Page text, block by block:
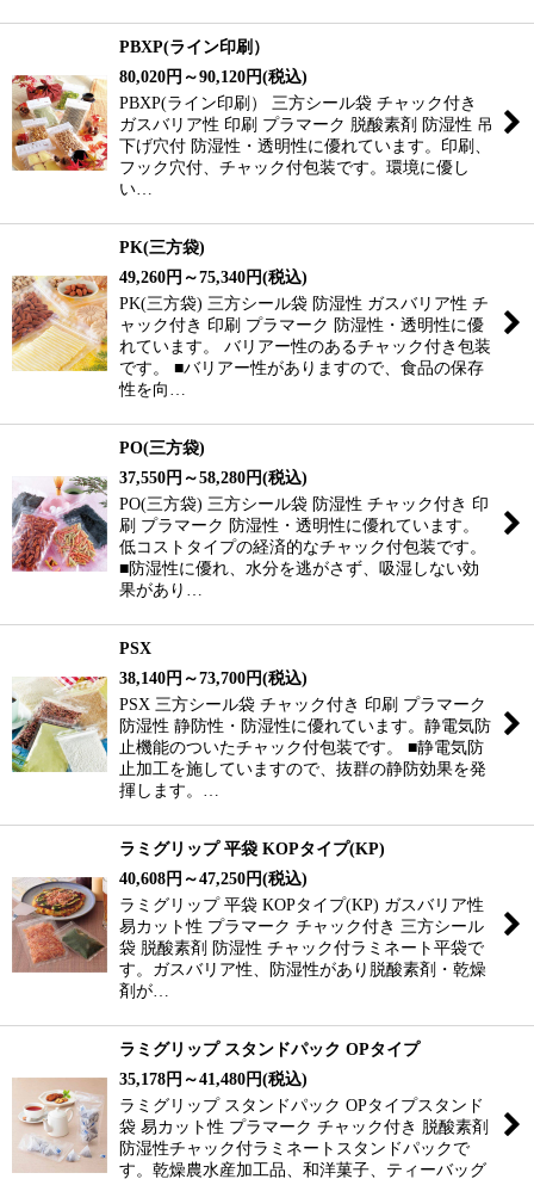
PBXP(ライン印刷）
80,020円 ～90,120円(税込)
PBXP(ライン印刷） 三方シール袋 チャック付き
ガスバリア性 印刷 プラマーク 脱酸素剤 防湿性 吊
下げ穴付 防湿性・透明性に優れています。印刷、
フック穴付、チャック付包装です。環境に優し
い…
PK(三方袋)
49,260円 ～75,340円(税込)
PK(三方袋) 三方シール袋 防湿性 ガスバリア性 チ
ャック付き 印刷 プラマーク 防湿性・透明性に優
れています。 バリアー性のあるチャック付き包装
です。 ■バリアー性がありますので、食品の保存
性を向…
PO(三方袋)
37,550円 ～58,280円(税込)
PO(三方袋) 三方シール袋 防湿性 チャック付き 印
刷 プラマーク 防湿性・透明性に優れています。
低コストタイプの経済的なチャック付包装です。
■防湿性に優れ、水分を逃がさず、吸湿しない効
果があり…
PSX
38,140円 ～73,700円(税込)
PSX 三方シール袋 チャック付き 印刷 プラマーク
防湿性 静防性・防湿性に優れています。静電気防
止機能のついたチャック付包装です。 ■静電気防
止加工を施していますので、抜群の静防効果を発
揮します。…
ラミグリップ 平袋 KOPタイプ(KP)
40,608円 ～47,250円(税込)
ラミグリップ 平袋 KOPタイプ(KP) ガスバリア性
易カット性 プラマーク チャック付き 三方シール
袋 脱酸素剤 防湿性 チャック付ラミネート平袋で
す。ガスバリア性、防湿性があり脱酸素剤・乾燥
剤が…
ラミグリップ スタンドパック OPタイプ
35,178円 ～41,480円(税込)
ラミグリップ スタンドパック OPタイプスタンド
袋 易カット性 プラマーク チャック付き 脱酸素剤
防湿性チャック付ラミネートスタンドパックで
す。乾燥農水産加工品、和洋菓子、ティーバッグ